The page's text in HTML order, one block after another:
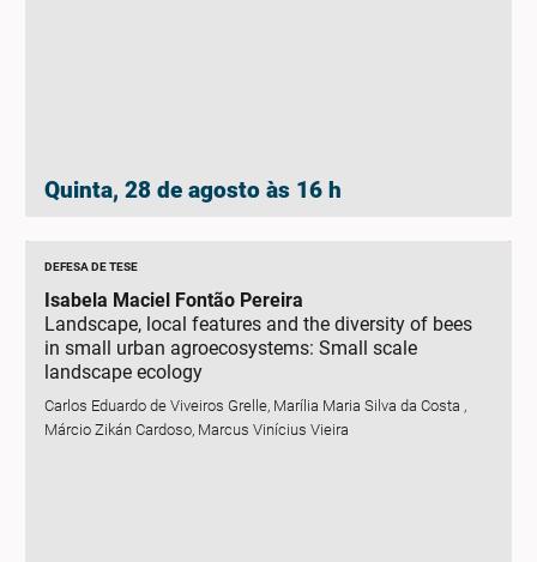
Quinta, 28 de agosto às 16 h
DEFESA DE TESE
Isabela Maciel Fontão Pereira
Landscape, local features and the diversity of bees
in small urban agroecosystems: Small scale
landscape ecology
Carlos Eduardo de Viveiros Grelle, Marília Maria Silva da Costa ,
Márcio Zikán Cardoso, Marcus Vinícius Vieira